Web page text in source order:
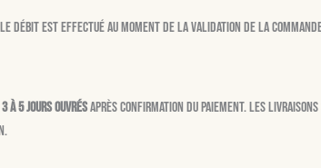
débit est effectué au moment de la validation de la
3 à 5 jours ouvrésaprès confirmation du paiement. Les